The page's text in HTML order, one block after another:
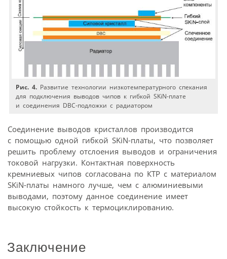
Рис. 4. Развитие технологии низкотемпературного спекания
для подключения выводов чипов к гибкой SKiN-плате
и соединения DBC-подложки с радиатором
Соединение выводов кристаллов производится
с помощью одной гибкой SKiN-платы, что позволяет
решить проблему отслоения выводов и ограничения
токовой нагрузки. Контактная поверхность
кремниевых чипов согласована по КТР с материалом
SKiN-платы намного лучше, чем с алюминиевыми
выводами, поэтому данное соединение имеет
высокую стойкость к термоциклированию.
Заключение